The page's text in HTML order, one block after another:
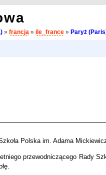
» francja » ile_france» Paryż
Polska im. Adama
przewodniczącego Rady